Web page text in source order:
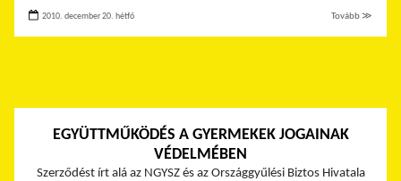
2010. december 20. hétfő Tovább ≫
EGYÜTTMŰKÖDÉS A GYERMEKEK JOGAINAK
VÉDELMÉBEN
Szerződést írt alá az NGYSZ és az Országgyűlési Biztos Hivatala